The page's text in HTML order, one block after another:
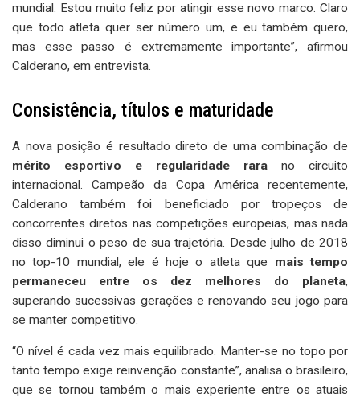
mundial. Estou muito feliz por atingir esse novo marco. Claro
que todo atleta quer ser número um, e eu também quero,
mas esse passo é extremamente importante”, afirmou
Calderano, em entrevista.
Consistência, títulos e maturidade
A nova posição é resultado direto de uma combinação de
mérito esportivo e regularidade rara no circuito
internacional. Campeão da Copa América recentemente,
Calderano também foi beneficiado por tropeços de
concorrentes diretos nas competições europeias, mas nada
disso diminui o peso de sua trajetória. Desde julho de 2018
no top-10 mundial, ele é hoje o atleta que mais tempo
permaneceu entre os dez melhores do planeta,
superando sucessivas gerações e renovando seu jogo para
se manter competitivo.
“O nível é cada vez mais equilibrado. Manter-se no topo por
tanto tempo exige reinvenção constante”, analisa o brasileiro,
que se tornou também o mais experiente entre os atuais